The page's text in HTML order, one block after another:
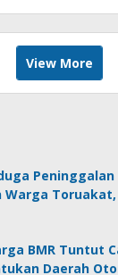
View More
Peninggalan
Warga
BMR Tuntut
Daerah